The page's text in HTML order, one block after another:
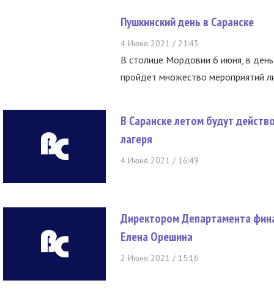
Пушкинский день в Саранске
4 Июня 2021 / 21:43
В столице Мордовии 6 июня, в
пройдет множество мероприятий
В Саранске летом будут
лагеря
4 Июня 2021 / 16:49
Директором Департамента
Елена Орешина
2 Июня 2021 / 15:16